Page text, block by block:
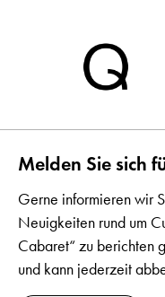
Melden Sie sich
Gerne informieren wir
Neuigkeiten rund um
Cabaret“ zu berichten
und kann jederzeit